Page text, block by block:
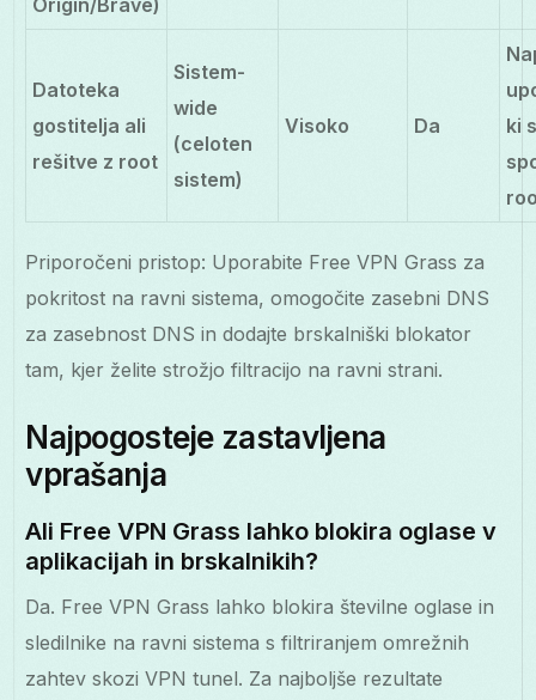
Datoteka
gostitelja ali
rešitve z root
Sistem-
wide
(celoten
sistem)
Visoko Da
ki
Priporočeni pristop: Uporabite Free VPN Grass za
pokritost na ravni sistema, omogočite zasebni DNS
za zasebnost DNS in dodajte brskalniški blokator
tam, kjer želite strožjo filtracijo na ravni strani.
Najpogosteje zastavljena
vprašanja
Ali Free VPN Grass lahko blokira oglase v
aplikacijah in brskalnikih?
Da. Free VPN Grass lahko blokira številne oglase in
sledilnike na ravni sistema s filtriranjem omrežnih
zahtev skozi VPN tunel. Za najboljše rezultate